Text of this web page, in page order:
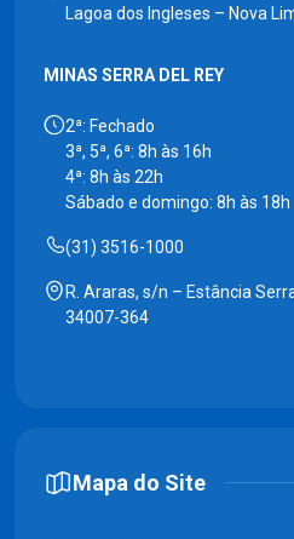
Lagoa dos Ingleses – Nova
MINAS SERRA DEL REY
2ª: Fechado
3ª, 5ª, 6ª: 8h às 16h
4ª: 8h às 22h
Sábado e domingo: 8h às 18h
(31) 3516-1000
R. Araras, s/n – Estância
34007-364
Mapa do Site